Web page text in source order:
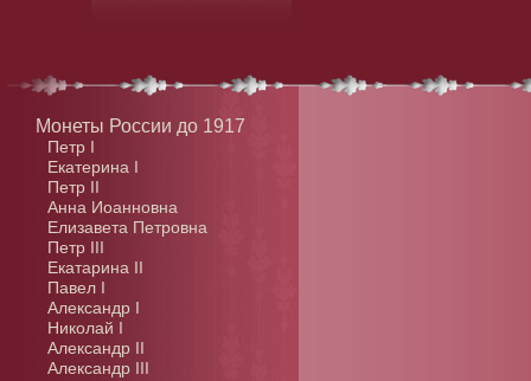
Монеты России до 1917
Петр I
Екатерина I
Петр II
Анна Иоанновна
Елизавета Петровна
Петр III
Екатарина II
Павел I
Александр I
Николай I
Александр II
Александр III